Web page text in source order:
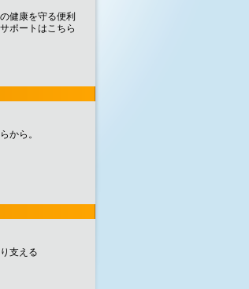
健康を守る便利
ポートはこちら
から。
支える